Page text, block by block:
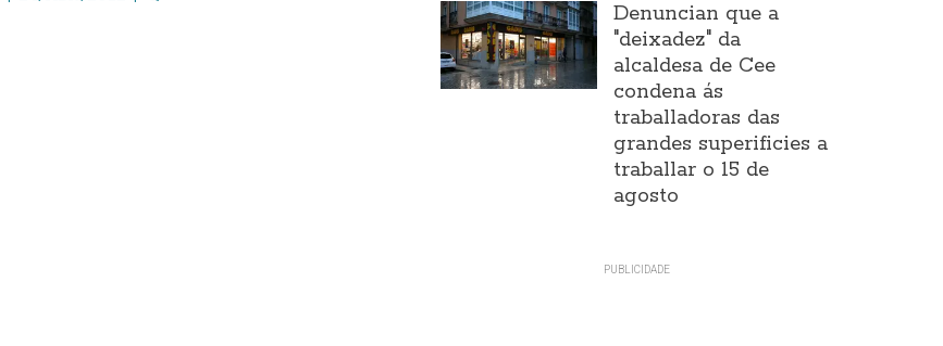
Denuncian que a
"deixadez" da
alcaldesa de Cee
condena ás
traballadoras das
grandes superificies a
traballar o 15 de
agosto